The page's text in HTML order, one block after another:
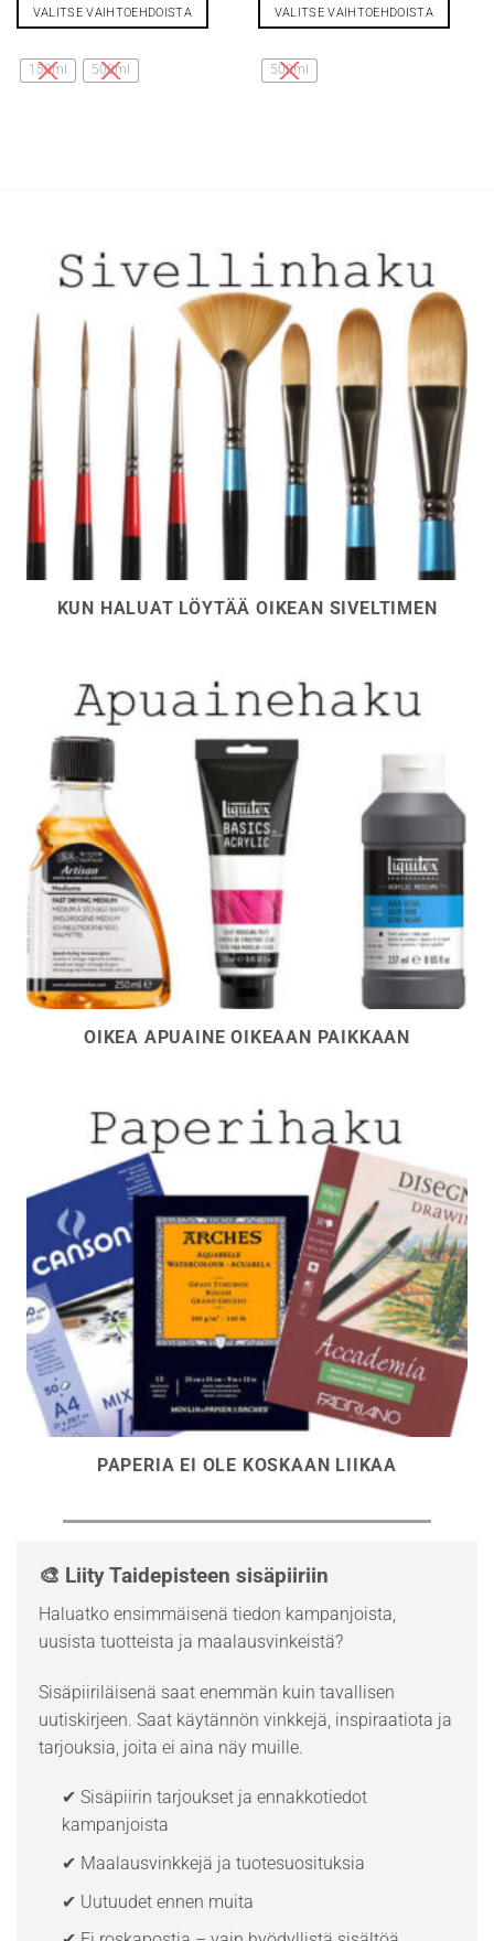
VALITSE VAIHTOEHDOISTA
tuotteella
on
150ml 500ml
VALITSE VAIHTOEHDOISTA
tuotteella
on
500ml
KUN HALUAT LÖYTÄÄ OIKEAN SIVELTIMEN
OIKEA APUAINE OIKEAAN PAIKKAAN
PAPERIA EI OLE KOSKAAN LIIKAA
🎨 Liity Taidepisteen sisäpiiriin
Haluatko ensimmäisenä tiedon kampanjoista,
uusista tuotteista ja maalausvinkeistä?
Sisäpiiriläisenä saat enemmän kuin tavallisen
uutiskirjeen. Saat käytännön vinkkejä, inspiraatiota ja
tarjouksia, joita ei aina näy muille.
✔ Sisäpiirin tarjoukset ja ennakkotiedot
kampanjoista
✔ Maalausvinkkejä ja tuotesuosituksia
✔ Uutuudet ennen muita